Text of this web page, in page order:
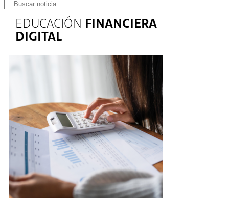
EDUCACIÓN FINANCIERA
DIGITAL